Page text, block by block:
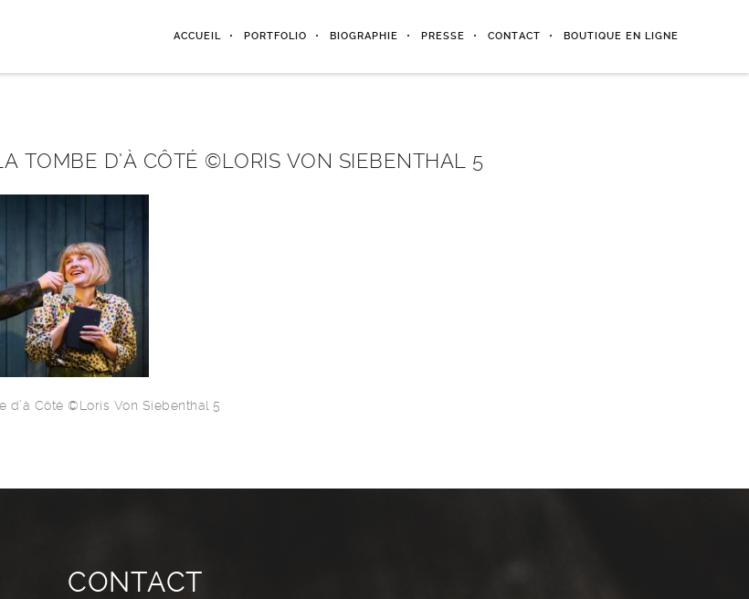
ACCUEIL PORTFOLIO BIOGRAPHIE PRESSE CONTACT BOUTIQUE EN LIGNE
TOMBE D’À CÔTÉ ©LORIS VON SIEBENTHAL 5
d’à Côté ©Loris Von Siebenthal 5
CONTACT